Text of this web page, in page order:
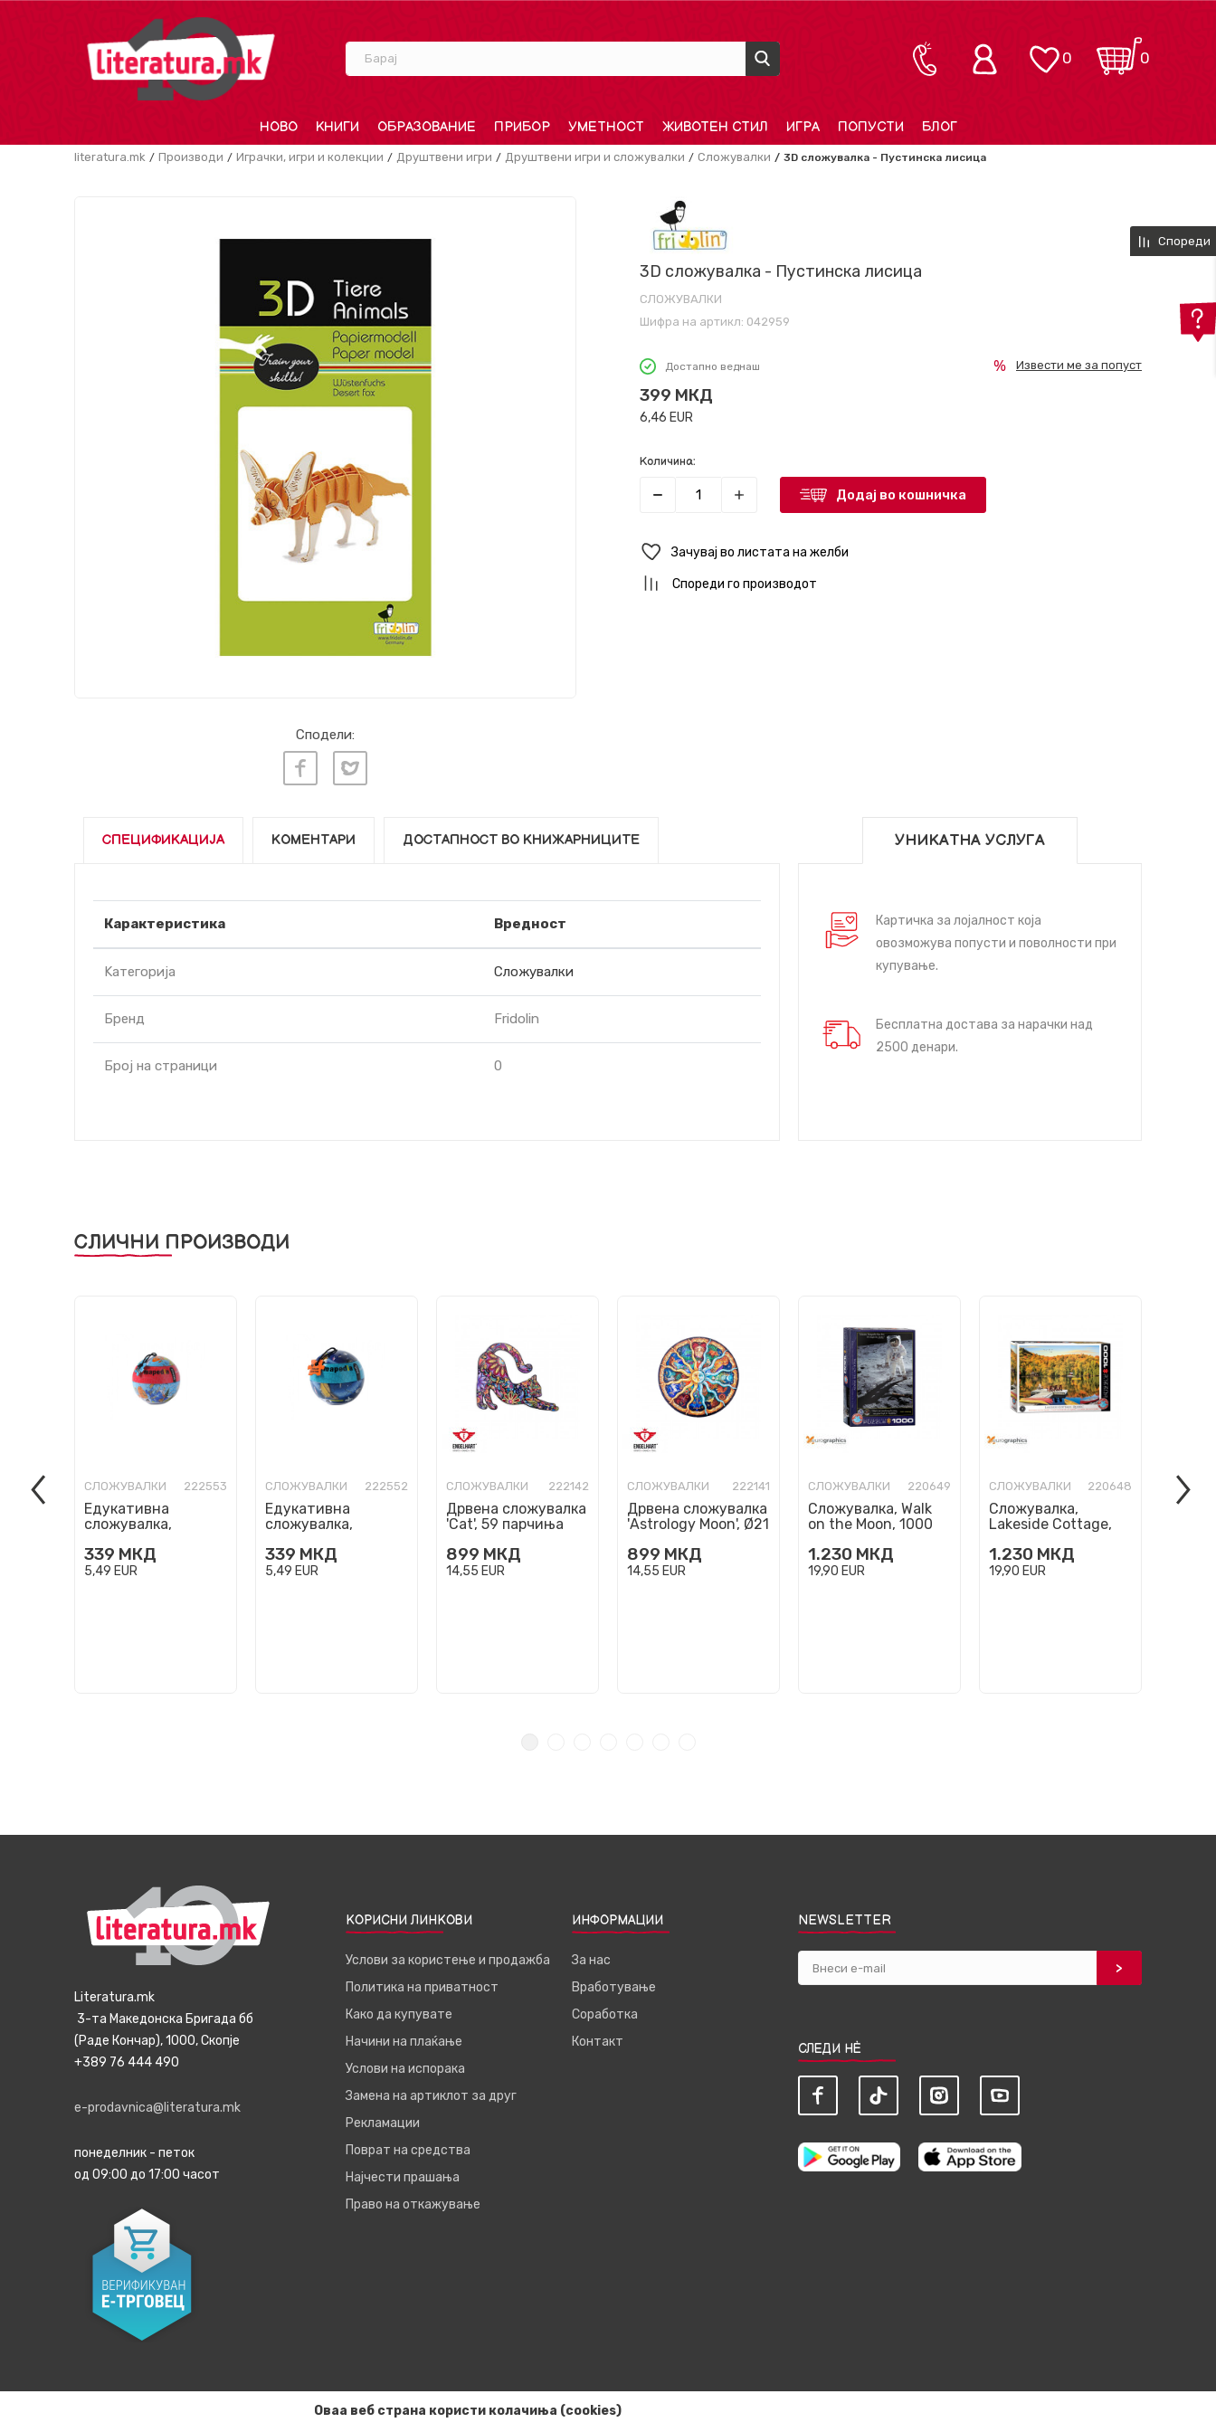
Барај 0
0
НОВО КНИГИ ОБРАЗОВАНИЕ ПРИБОР УМЕТНОСТ ЖИВОТЕН СТИЛ ИГРА ПОПУСТИ БЛОГ
literatura.mk Производи Играчки, игри и колекции Друштвени игри Друштвени игри и сложувалки Сложувалки 3D сложувалка - Пустинска лисица
Сподели:
3D сложувалка - Пустинска лисица
СЛОЖУВАЛКИ
Шифра на артикл: 042959
Достапно веднаш
399 МКД
6,46 EUR
Извести ме за попуст
Количина:
Додај во кошничка
Зачувај во листата на желби
Спореди го производот
СПЕЦИФИКАЦИЈА КОМЕНТАРИ ДОСТАПНОСТ ВО КНИЖАРНИЦИТЕ
Карактеристика Вредност
Kатегорија Сложувалки
Бренд Fridolin
Број на страници 0
УНИКАТНА УСЛУГА
Картичка за лојалност која
овозможува попусти и поволности при
купување.
Бесплатна достава за нарачки над
2500 денари.
СЛИЧНИ ПРОИЗВОДИ
СЛОЖУВАЛКИ 222553
Едукативна
сложувалка,
100 парчиња
339 МКД
5,49 EUR
СЛОЖУВАЛКИ 222552
Едукативна
сложувалка,
System, 100
парчиња
339 МКД
5,49 EUR
СЛОЖУВАЛКИ 222142
Дрвена сложувалка
'Cat', 59 парчиња
899 МКД
14,55 EUR
СЛОЖУВАЛКИ 222141
Дрвена сложувалка
'Astrology Moon', Ø21
899 МКД
14,55 EUR
СЛОЖУВАЛКИ 220649
Сложувалка, Walk
on the Moon, 1000
Cut)
1.230 МКД
19,90 EUR
СЛОЖУВАЛКИ 220648
Сложувалка,
Lakeside Cottage,
парчиња (Smart
Cut)
1.230 МКД
19,90 EUR
Спореди
Literatura.mk
3-та Македонска Бригада бб
(Раде Кончар), 1000, Скопје
+389 76 444 490
e-prodavnica@literatura.mk
понеделник - петок
од 09:00 до 17:00 часот
КОРИСНИ ЛИНКОВИ
Услови за користење и продажба
Политика на приватност
Како да купувате
Начини на плаќање
Услови на испорака
Замена на артиклот за друг
Рекламации
Поврат на средства
Најчести прашања
Право на откажување
ИНФОРМАЦИИ
За нас
Вработување
Соработка
Контакт
NEWSLETTER
СЛЕДИ НЀ
Оваа веб страна користи колачиња (cookies)